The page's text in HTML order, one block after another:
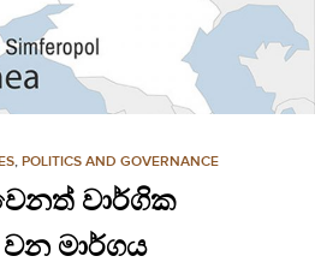
, POLITICS AND GOVERNANCE
වාර්ගික
මාර්ගය